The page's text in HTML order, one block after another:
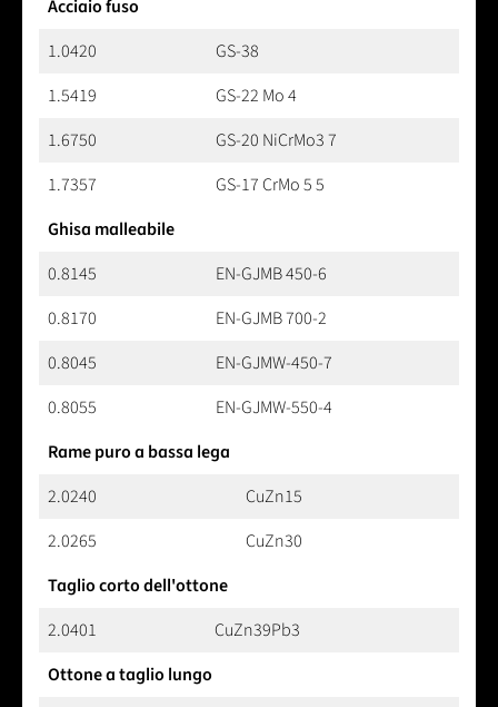
Acciaio fuso
1.0420
GS-38
1.5419
GS-22 Mo 4
1.6750
GS-20 NiCrMo3 7
1.7357
GS-17 CrMo 5 5
Ghisa malleabile
0.8145
EN-GJMB 450-6
0.8170
EN-GJMB 700-2
0.8045
EN-GJMW-450-7
0.8055
EN-GJMW-550-4
Rame puro a bassa lega
2.0240
CuZn15
2.0265
CuZn30
Taglio corto dell'ottone
2.0401
CuZn39Pb3
Ottone a taglio lungo